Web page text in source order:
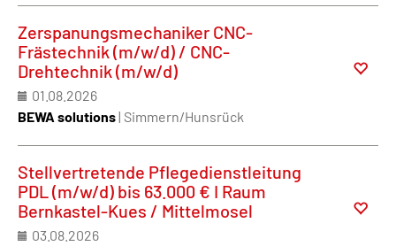
Zerspanungsmechaniker CNC-
Frästechnik (m/w/d) / CNC-
Drehtechnik (m/w/d)
01.08.2026
BEWA solutions| Simmern/Hunsrück
Stellvertretende Pflegedienstleitung
PDL (m/w/d) bis 63.000 € I Raum
Bernkastel-Kues / Mittelmosel
03.08.2026